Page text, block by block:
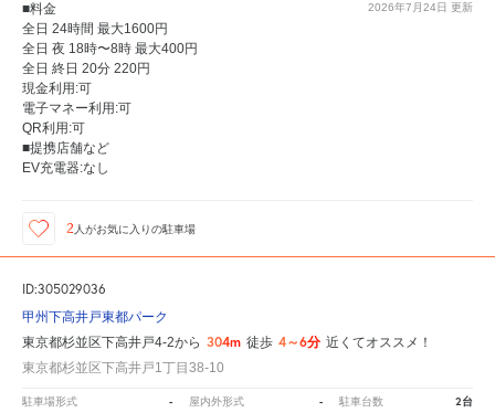
2026年7月24日 更新
■料金
全日 24時間 最大1600円
全日 夜 18時〜8時 最大400円
全日 終日 20分 220円
現金利用:可
電子マネー利用:可
QR利用:可
■提携店舗など
EV充電器:なし
2 人がお気に入りの駐車場
ID:305029036
甲州下高井戸東都パーク
東京都杉並区下高井戸4-2から 304m 徒歩 4～6分 近くてオススメ！
東京都杉並区下高井戸1丁目38-10
駐車場形式 - 屋内外形式 - 駐車台数 2台